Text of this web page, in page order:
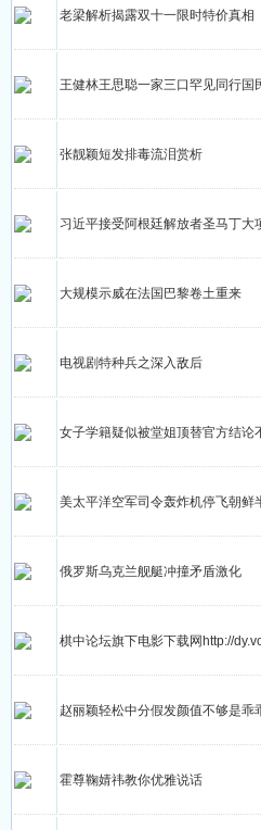
老梁解析揭露双十一限时特价真相
王健林王思聪一家三口罕见同行国
张靓颖短发排毒流泪赏析
习近平接受阿根廷解放者圣马丁大
大规模示威在法国巴黎卷土重来
电视剧特种兵之深入敌后
女子学籍疑似被堂姐顶替官方结论
美太平洋空军司令轰炸机停飞朝鲜
俄罗斯乌克兰舰艇冲撞矛盾激化
棋中论坛旗下电影下载网http://
赵丽颖轻松中分假发颜值不够是乖
霍尊鞠婧祎教你优雅说话